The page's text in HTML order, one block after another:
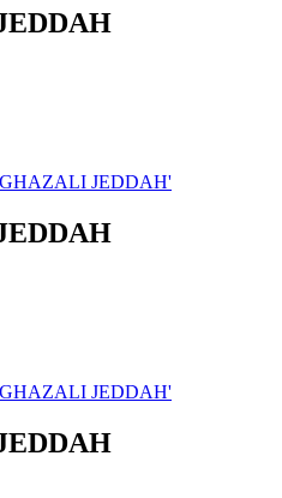
JEDDAH'
JEDDAH'